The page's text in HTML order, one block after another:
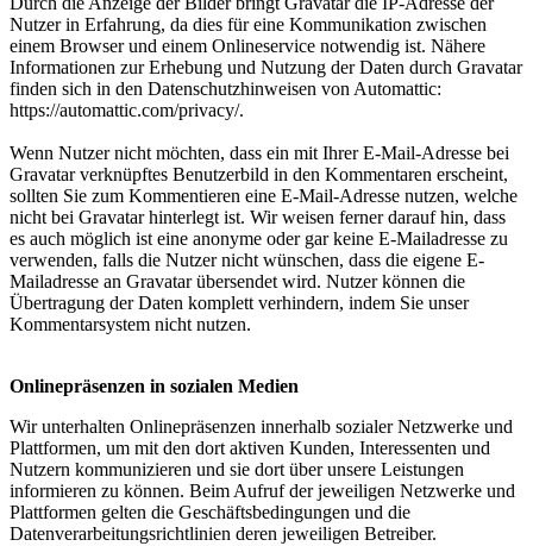
Nutzer in Erfahrung, da dies für eine Kommunikation zwischen
einem Browser und einem Onlineservice notwendig ist. Nähere
Informationen zur Erhebung und Nutzung der Daten durch Gravatar
finden sich in den Datenschutzhinweisen von Automattic:
https://automattic.com/privacy/.
Wenn Nutzer nicht möchten, dass ein mit Ihrer E-Mail-Adresse bei
Gravatar verknüpftes Benutzerbild in den Kommentaren erscheint,
sollten Sie zum Kommentieren eine E-Mail-Adresse nutzen, welche
nicht bei Gravatar hinterlegt ist. Wir weisen ferner darauf hin, dass
es auch möglich ist eine anonyme oder gar keine E-Mailadresse zu
verwenden, falls die Nutzer nicht wünschen, dass die eigene E-
Mailadresse an Gravatar übersendet wird. Nutzer können die
Übertragung der Daten komplett verhindern, indem Sie unser
Kommentarsystem nicht nutzen.
Onlinepräsenzen in sozialen Medien
Wir unterhalten Onlinepräsenzen innerhalb sozialer Netzwerke und
Plattformen, um mit den dort aktiven Kunden, Interessenten und
Nutzern kommunizieren und sie dort über unsere Leistungen
informieren zu können. Beim Aufruf der jeweiligen Netzwerke und
Plattformen gelten die Geschäftsbedingungen und die
Datenverarbeitungsrichtlinien deren jeweiligen Betreiber.